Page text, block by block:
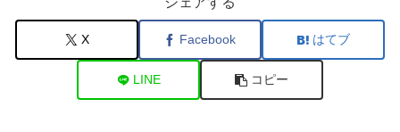
X Facebook はてブ
LINE コピー